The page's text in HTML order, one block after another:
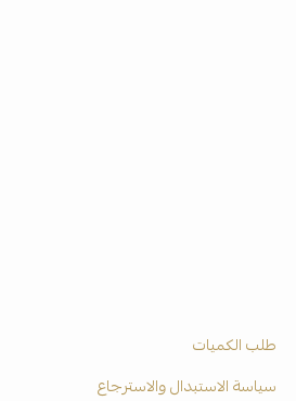
طلب الكميات
سياسة الاستبدال والاسترجاع